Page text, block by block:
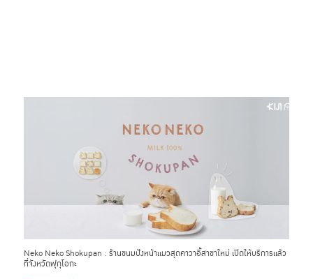
Neko Neko Shokupan : ร้านขนมปังหน้าแมวสุดคาวาอี้สาขาใหม่ เปิดให้บริการแล้ว
ที่จังหวัดฟุกุโอกะ